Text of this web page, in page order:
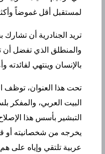
لمستقبل أقل غموضاً
تريد الجنادرية أن
والمنطلق الذي تفضل أن
بالإنسان وينتهي لفائدته
تحت هذا العنوان، توظف
البيت العربي، والمفكر
التبشير بأسس هذا
يخرجه من شخصانيته أو
عربية تلتقي وإياه على